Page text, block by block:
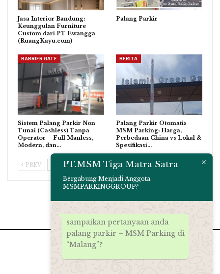
Jasa Interior Bandung:
Keunggulan Furniture
Custom dari PT Ewangga
(RuangKayu.com)
Palang Parkir
BARRIER GATE
Sistem Palang Parkir Non
Tunai (Cashless) Tanpa
Operator – Full Manless,
Modern, dan…
BERITA
Palang Parkir Otomatis
MSM Parking: Harga,
Perbedaan China vs Lokal &
Spesifikasi…
PREV NEXTPT.MSM Tiga Matra Satra
Bergabung Menjadi Anggota
MSMPARKINGGROUP?
sampaikan pertanyaan anda
palang parkir – MSM Parking di
“Malang”?